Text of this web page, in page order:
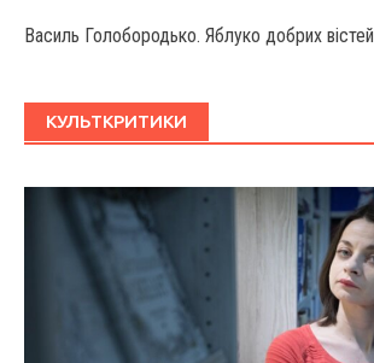
Василь Голобородько. Яблуко добрих вістей
КУЛЬТКРИТИКИ